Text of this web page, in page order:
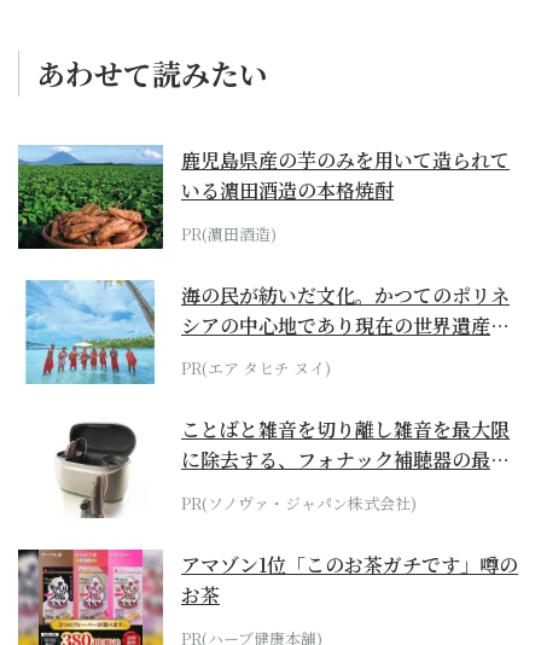
あわせて読みたい
鹿児島県産の芋のみを用いて造られて
いる濵田酒造の本格焼酎
PR(濵田酒造)
海の民が紡いだ文化。かつてのポリネ
シアの中心地であり現在の世界遺産か
らみえてくる...
PR(エア タヒチ ヌイ)
ことばと雑音を切り離し雑音を最大限
に除去する、フォナック補聴器の最上
位モデル
PR(ソノヴァ・ジャパン株式会社)
アマゾン1位「このお茶ガチです」噂の
お茶
PR(ハーブ健康本舗)